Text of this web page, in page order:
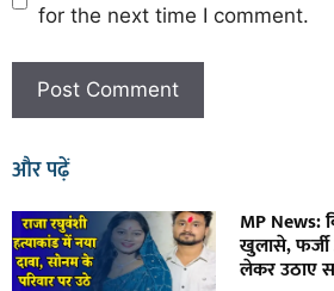
for the next time I comment.
और पढ़ें
MP News:
खुलासे,
लेकर उठाए